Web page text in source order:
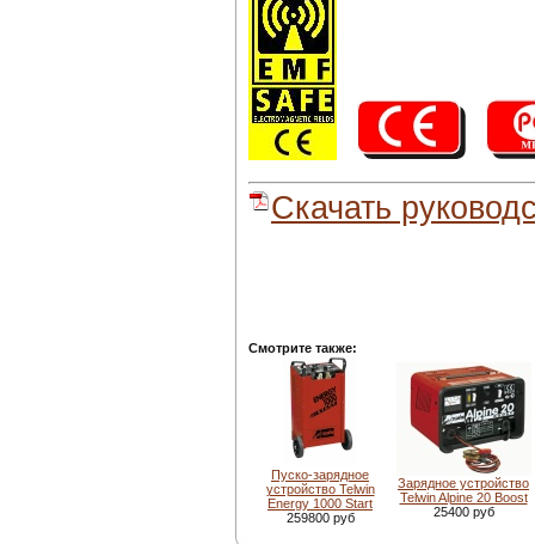
Скачать
Смотрите также:
Пуско-зарядное
устройство Telwin
Energy 1000 Start
259800 руб
Зарядное устройство
Telwin Alpine 20 Boost
25400 руб